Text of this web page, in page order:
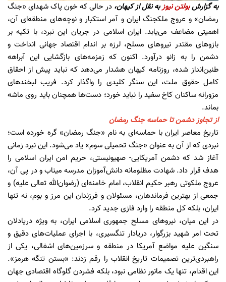
به گزارشبولتن نیوزبه نقل از کیهان، در حالی که خون پاک شهدای «جنگ
رمضان» و عروج ملکجنگ ایران و آمر استکبار و نوچه‌های منطقه‌ای آن،
اهمیتی مضاعف می‌یابد. ایران اسلامی در جریان این نبرد، با تکیه بر
بازوهای مقتدر نیروهای مسلح، لرزه بر اندام اقتصاد جهانی انداخت و
دشمن را به زانو درآورد. اکنون که زمزمه‌های بازگشایی این آبراهه
طنین‌انداز شده، روزنامه کیهان هشدار می‌دهد که نباید پیش از احقاق
کامل حقوق ملت، این سنگر کلیدی را واگذار کرد. فریب لبخندهای
مزورانه ساکنان کاخ سفید را نباید خورد؛ دست‌ها همچنان باید روی ماشه
بماند.
از تجاوز دشمن تا حماسه جنگ رمضان
تاریخ معاصر ایران با حماسه‌ای به نام «جنگ رمضان» گره خورده است؛
نبردی که از آن به عنوان «جنگ تحمیلی سوم» یاد می‌شود. این نبرد زمانی
آغاز شد که دشمن آمریکایی- صهیونیستی، حریم امن ایران اسلامی را
هدف قرار داد. شهادت مظلومانه دانش‌آموزان مدرسه میناب و در پی آن،
عروج ملکوتی رهبر حکیم انقلاب، امام خامنه‌ای (رضوان‌الله تعالی علیه) و
جمعی از بهترین فرماندهان، مسئولان و فرزندان این مرز و بوم، نه تنها
ایران، بلکه کل منطقه را وارد فازی جدید کرد.
در این میان، نیروهای مسلح جمهوری اسلامی ایران، به ویژه دریادلان
تحت امر شهید بزرگوار، دریادار تنگسیری، با اجرای عملیات‌های دقیق و
سنگین علیه مواضع آمریکا در منطقه و سرزمین‌های اشغالی، یکی از
راهبردی‌ترین تصمیمات تاریخ انقلاب را رقم زدند: «بستن تنگه هرمز».
این اقدام، تنها یک مانور نظامی نبود، بلکه فشردن گلوگاه اقتصادی جهان